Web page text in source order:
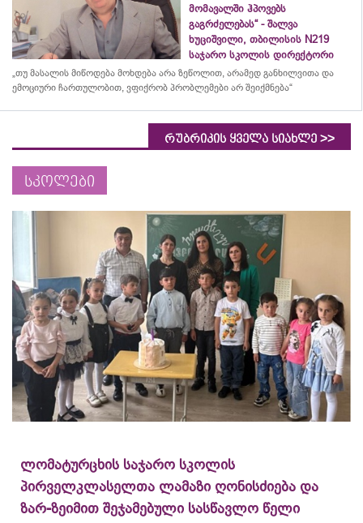
მომავალში ჰპოვებს
გაგრძელებას“ - შალვა
ხუციშვილი, თბილისის N219
საჯარო სკოლის დირექტორი
„თუ მასალის მიწოდება მოხდება არა ზეწოლით, არამედ განხილვითა და
ემოციური ჩართულობით, ვფიქრობ პრობლემები არ შეიქმნება“
რუბრიკის ყველა სიახლე >>
სკოლები
ლომატურცხის საჯარო სკოლის
პირველკლასელთა ლამაზი ღონისძიება და
ზარ-ზეიმით შეჯამებული სასწავლო წელი